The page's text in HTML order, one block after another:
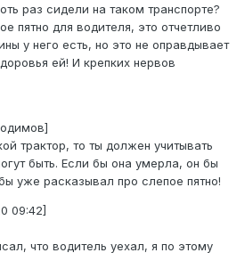
раз сидели на таком транспорте?
пятно для водителя, это отчетливо
у него есть, но это не оправдывает
ей! И крепких нервов
трактор, то ты должен учитывать
быть. Если бы она умерла, он бы
уже расказывал про слепое пятно!
09:42]
что водитель уехал, я по этому